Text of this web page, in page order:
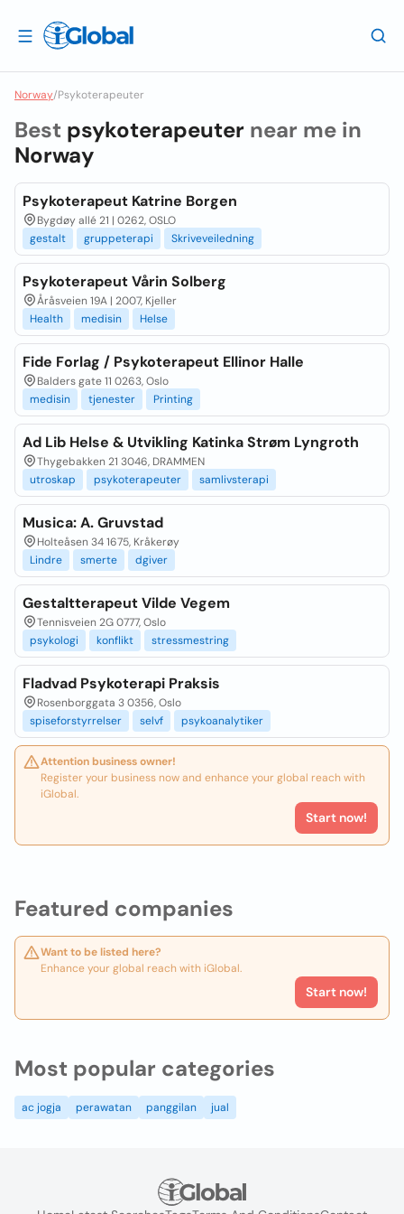
Norway/Psykoterapeuter
Featured companies
Want to be listed here?
Enhance your global reach with iGlobal.
Start now!
Best psykoterapeuter near me in
Norway
Psykoterapeut Katrine Borgen
Bygdøy allé 21 | 0262, OSLO
gestalt
gruppeterapi Skriveveiledning
Psykoterapeut Vårin Solberg
Åråsveien 19A | 2007, Kjeller
Health
medisin Helse
Fide Forlag / Psykoterapeut Ellinor Halle
Balders gate 11 0263, Oslo
medisin
tjenester Printing
Ad Lib Helse & Utvikling Katinka Strøm Lyngroth
Thygebakken 21 3046, DRAMMEN
utroskap
psykoterapeuter samlivsterapi
Musica: A. Gruvstad
Holteåsen 34 1675, Kråkerøy
Lindre
smerte dgiver
Gestaltterapeut Vilde Vegem
Tennisveien 2G 0777, Oslo
psykologi
konflikt stressmestring
Fladvad Psykoterapi Praksis
Rosenborggata 3 0356, Oslo
spiseforstyrrelser
selvf psykoanalytiker
Attention business owner!
Register your business now and enhance your global reach with
iGlobal.
Start now!
Most popular categories
ac jogja perawatan panggilan jual